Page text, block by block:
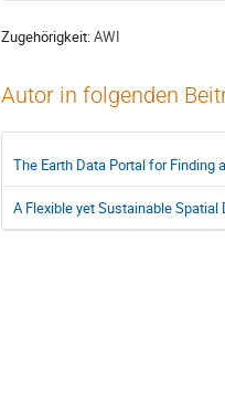
Zugehörigkeit:AWI
Autor in folgenden
The Earth Data Portal for Finding
A Flexible yet Sustainable